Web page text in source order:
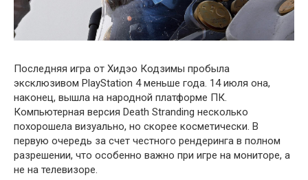
Последняя игра от Хидэо Кодзимы пробыла
эксклюзивом PlayStation 4 меньше года. 14 июля она,
наконец, вышла на народной платформе ПК.
Компьютерная версия Death Stranding несколько
похорошела визуально, но скорее косметически. В
первую очередь за счет честного рендеринга в полном
разрешении, что особенно важно при игре на мониторе, а
не на телевизоре.